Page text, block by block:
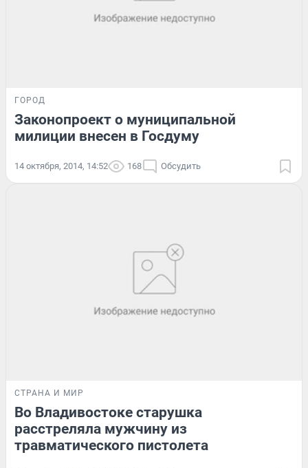
ГОРОД
Законопроект о муниципальной
милиции внесен в Госдуму
14 октября, 2014, 14:52 168 Обсудить
СТРАНА И МИР
Во Владивостоке старушка
расстреляла мужчину из
травматического пистолета